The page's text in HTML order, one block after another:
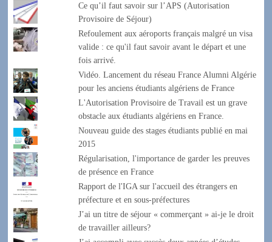
Ce qu’il faut savoir sur l’APS (Autorisation
Provisoire de Séjour)
Refoulement aux aéroports français malgré un visa
valide : ce qu'il faut savoir avant le départ et une
fois arrivé.
Vidéo. Lancement du réseau France Alumni Algérie
pour les anciens étudiants algériens de France
L'Autorisation Provisoire de Travail est un grave
obstacle aux étudiants algériens en France.
Nouveau guide des stages étudiants publié en mai
2015
Régularisation, l'importance de garder les preuves
de présence en France
Rapport de l'IGA sur l'accueil des étrangers en
préfecture et en sous-préfectures
J’ai un titre de séjour « commerçant » ai-je le droit
de travailler ailleurs?